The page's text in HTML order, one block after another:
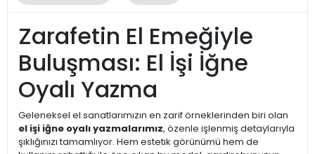
Zarafetin El Emeğiyle
Buluşması: El İşi İğne
Oyalı Yazma
Geleneksel el sanatlarımızın en zarif örneklerinden biri olan
el işi iğne oyalı yazmalarımız, özenle işlenmiş detaylarıyla
şıklığınızı tamamlıyor. Hem estetik görünümü hem de